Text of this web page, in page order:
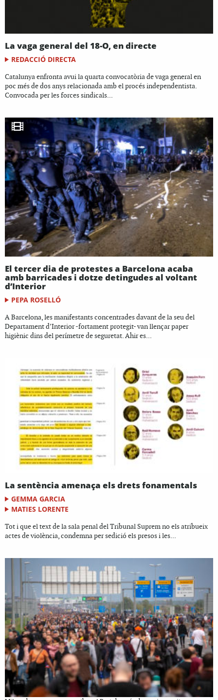
La vaga general del 18-O, en directe
REDACCIÓ DIRECTA
Catalunya enfronta avui la quarta convocatòria de vaga general en
poc més de dos anys relacionada amb el procés independentista.
Convocada per les forces sindicals...
El tercer dia de protestes a Barcelona acaba
amb barricades i dotze detingudes al voltant
d’Interior
PEPA ROSELLÓ
A Barcelona, les manifestants concentrades davant de la seu del
Departament d’Interior -fortament protegit- van llençar paper
higiènic dins del perímetre de seguretat. Ahir es...
La sentència amenaça els drets fonamentals
GEMMA GARCIA
MATIES LORENTE
Tot i que el text de la sala penal del Tribunal Suprem no els atribueix
actes de violència, condemna per sedició els presos i les...